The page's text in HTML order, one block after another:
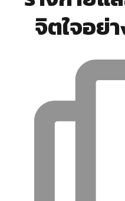
จิตใจอย่